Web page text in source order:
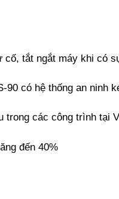
cố, tắt ngắt máy khi có
có hệ thống an ninh
các công trình tại
đến 40%